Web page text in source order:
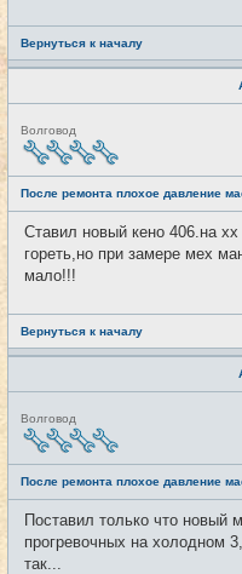
Вернуться к началу
Н
е
в
т
и
Волговод
После ремонта плохое давление
Ставил новый кено 406.на
гореть,но при замере мех
мало!!!
Вернуться к началу
Н
е
в
т
и
Волговод
После ремонта плохое давление
Поставил только что новый
прогревочных на холодном
так...